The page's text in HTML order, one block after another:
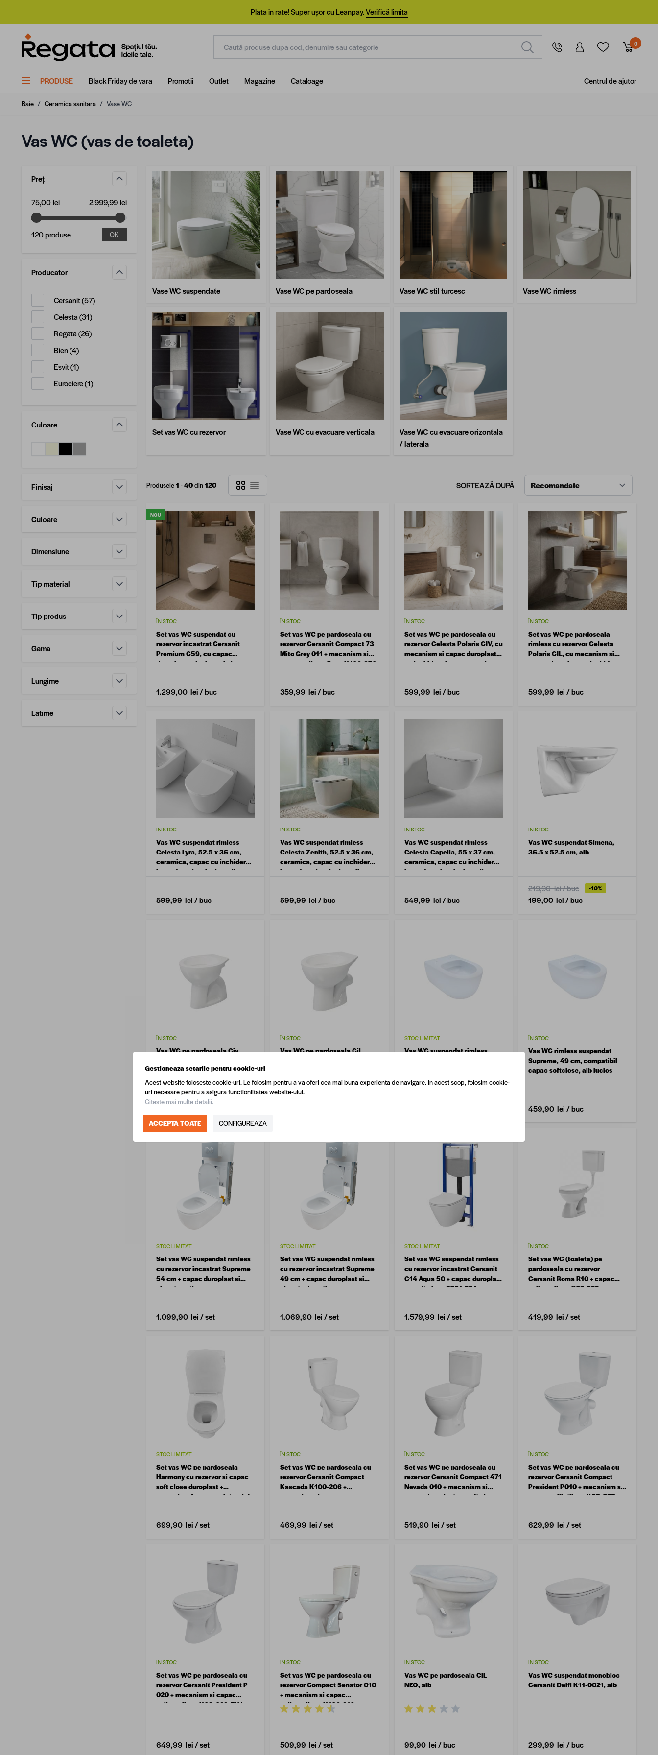
Plata în rate! Super ușor cu Leanpay.Verifică limita
0
PRODUSE Black Friday de vara Promotii Outlet Magazine Cataloage Centrul de ajutor
Baie / Ceramica sanitara / Vase WC
Vas WC (vas de toaleta)
Preț
Valoare minimă
75,00 lei Valoare maximă
2.999,99 lei
120 produse OK
Producator
Cersanit(57produse disponibile
)
Celesta(31produse disponibile
)
Regata(26produse disponibile
)
Bien(4produse disponibile
)
Esvit(1produse disponibile
)
Eurociere(1produse disponibile
)
Culoare
Finisaj
Culoare
Dimensiune
Tip material
Tip produs
Gama
Lungime
Latime
Vase WC suspendate Vase WC pe pardoseala Vase WC stil turcesc Vase WC rimless
Set vas WC cu rezervor Vase WC cu evacuare verticala
Vase WC cu evacuare orizontala
/ laterala
Produsele1 -40din120 Grilă
Listă SORTEAZĂ DUPĂ
NOU
ÎN STOC
Set vas WC suspendat cu
rezervor incastrat Cersanit
Premium C59, cu capac
duroplast soft close si clapeta
1.299,00 lei/ buc
ÎN STOC
Set vas WC pe pardoseala cu
rezervor Cersanit Compact 73
Mito Grey 011 + mecanism si
capac polipropilena K100-370
359,99 lei/ buc
ÎN STOC
Set vas WC pe pardoseala cu
rezervor Celesta Polaris CIV, cu
mecanism si capac duroplast
cu inchidere lenta, ceramica,
599,99 lei/ buc
ÎN STOC
Set vas WC pe pardoseala
rimless cu rezervor Celesta
Polaris CIL, cu mecanism si
capac duroplast cu inchidere
599,99 lei/ buc
ÎN STOC
Vas WC suspendat rimless
Celesta Lyra, 52.5 x 36 cm,
ceramica, capac cu inchidere
lenta duroplast inclus, alb
599,99 lei/ buc
ÎN STOC
Vas WC suspendat rimless
Celesta Zenith, 52.5 x 36 cm,
ceramica, capac cu inchidere
lenta duroplast inclus, alb
599,99 lei/ buc
ÎN STOC
Vas WC suspendat rimless
Celesta Capella, 55 x 37 cm,
ceramica, capac cu inchidere
lenta duroplast inclus, alb
549,99 lei/ buc
ÎN STOC
Vas WC suspendat Simena,
36.5 x 52.5 cm, alb
219,90 lei/ buc -10%
199,00 lei/ buc
ÎN STOC
Vas WC pe pardoseala Civ
ÎN STOC
Vas WC pe pardoseala Cil
STOC LIMITAT
Vas WC suspendat rimless
ÎN STOC
Vas WC rimless suspendat
Supreme, 49 cm, compatibil
capac softclose, alb lucios
459,90 lei/ buc
STOC LIMITAT
Set vas WC suspendat rimless
cu rezervor incastrat Supreme
54 cm + capac duroplast si
clapeta actionare
1.099,90 lei/ set
STOC LIMITAT
Set vas WC suspendat rimless
cu rezervor incastrat Supreme
49 cm + capac duroplast si
clapeta de actionare
1.069,90 lei/ set
STOC LIMITAT
Set vas WC suspendat rimless
cu rezervor incastrat Cersanit
C14 Aqua 50 + capac duroplast
cu soft close S701-794
1.579,99 lei/ set
ÎN STOC
Set vas WC (toaleta) pe
pardoseala cu rezervor
Cersanit Roma R10 + capac
polipropilena R02-022
419,99 lei/ set
STOC LIMITAT
Set vas WC pe pardoseala
Harmony cu rezervor si capac
soft close duroplast +
mecanism (evacuare laterala)
699,90 lei/ set
ÎN STOC
Set vas WC pe pardoseala cu
rezervor Cersanit Compact
Kascada K100-206 +
mecanism si capac
469,99 lei/ set
ÎN STOC
Set vas WC pe pardoseala cu
rezervor Cersanit Compact 471
Nevada 010 + mecanism si
capac duroplast cu soft close
519,90 lei/ set
ÎN STOC
Set vas WC pe pardoseala cu
rezervor Cersanit Compact
President P010 + mecanism si
capac poilietilena K08-028-
629,99 lei/ set
ÎN STOC
Set vas WC pe pardoseala cu
rezervor Cersanit President P
020 + mecanism si capac
polipropilena K08-029-EX1
649,99 lei/ set
ÎN STOC
Set vas WC pe pardoseala cu
rezervor Compact Senator 010
+ mecanism si capac
polipropilena K100-210
509,99 lei/ set
ÎN STOC
Vas WC pe pardoseala CIL
NEO, alb
99,90 lei/ buc
ÎN STOC
Vas WC suspendat monobloc
Cersanit Delfi K11-0021, alb
299,99 lei/ buc
Gestioneaza setarile pentru cookie-uri
Acest website foloseste cookie-uri. Le folosim pentru a va oferi cea mai buna experienta de navigare. In acest scop, folosim cookie-
uri necesare pentru a asigura functionlitatea website-ului.
Citeste mai multe detalii.
ACCEPTA TOATE CONFIGUREAZA